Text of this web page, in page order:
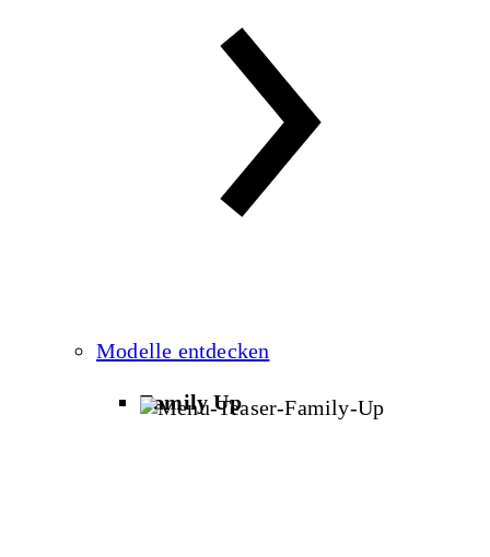
Modelle entdecken
Family Up